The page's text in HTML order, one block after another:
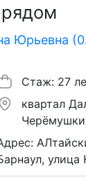
Юрьевна
Стаж: 27
квартал
Черёмушки